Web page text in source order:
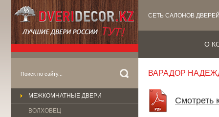
СЕТЬ САЛОНОВ
О
МЕЖКОМНАТНЫЕ ДВЕРИ
ВОЛХОВЕЦ
ВАРАДОР
Смотреть